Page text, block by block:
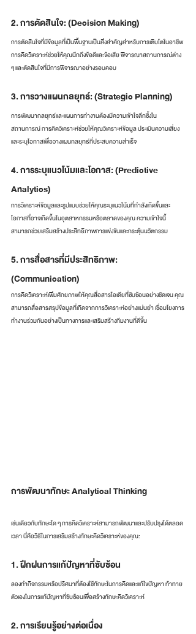
2. การตัดสินใจ: (Decision Making)
การตัดสินใจที่มีข้อมูลที่เป็นพื้นฐานเป็นสิ่งสำคัญสำหรับการเติบโตในอาชีพ
การคิดวิเคราะห์ช่วยให้คุณนึกถึงข้อดีและข้อเสีย พิจารณาสถานการณ์ต่าง
ๆ และตัดสินใจที่มีการพิจารณาอย่างรอบคอบ
3. การวางแผนกลยุทธ์: (Strategic Planning)
การพัฒนากลยุทธ์และแผนการทำงานต้องมีความเข้าใจลึกซึ้งใน
สถานการณ์ การคิดวิเคราะห์ช่วยให้คุณวิเคราะห์ข้อมูล ประเมินความเสี่ยง
และระบุโอกาสเพื่อวางแผนกลยุทธ์ที่ประสบความสำเร็จ
4. การระบุแนวโน้มและโอกาส: (Predictive
Analytics)
การวิเคราะห์ข้อมูลและรูปแบบช่วยให้คุณระบุแนวโน้มที่กำลังเกิดขึ้นและ
โอกาสที่อาจเกิดขึ้นในอุตสาหกรรมหรือตลาดของคุณ ความเข้าใจนี้
สามารถช่วยเสริมสร้างประสิทธิภาพการแข่งขันและกระตุ้นนวัตกรรม
5. การสื่อสารที่มีประสิทธิภาพ:
(Communication)
การคิดวิเคราะห์เพิ่มศักยภาพให้คุณสื่อสารไอเดียที่ซับซ้อนอย่างชัดเจน คุณ
สามารถสื่อสารสรุปข้อมูลที่เกิดจากการวิเคราะห์อย่างแม่นยำ เชื่อมโยงการ
ทำงานร่วมกันอย่างเป็นทางการและเสริมสร้างทีมงานที่ดีขึ้น
การพัฒนาทักษะ Analytical Thinking
เช่นเดียวกับทักษะใด ๆ การคิดวิเคราะห์สามารถพัฒนาและปรับปรุงได้ตลอด
เวลา นี่คือวิธีในการเสริมสร้างทักษะคิดวิเคราะห์ของคุณ:
1. ฝึกฝนการแก้ปัญหาที่ซับซ้อน
ลองทำกิจกรรมหรือปริศนาที่ต้องใช้ทักษะในการคิดและแก้ไขปัญหา ท้าทาย
ตัวเองในการแก้ปัญหาที่ซับซ้อนเพื่อสร้างทักษะคิดวิเคราะห์
2. การเรียนรู้อย่างต่อเนื่อง